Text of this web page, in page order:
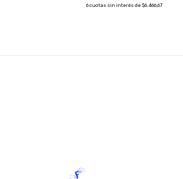
6 cuotas sin interés de $6.466,67